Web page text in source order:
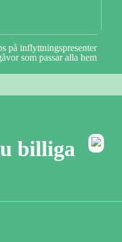
på inflyttningspresenter
som passar alla hem
billiga